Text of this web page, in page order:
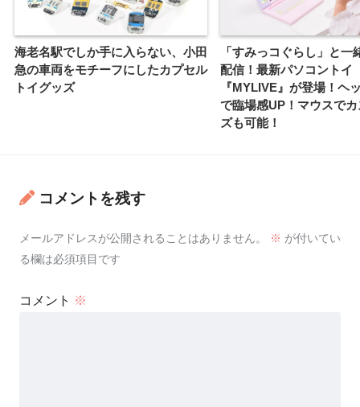
海老名駅でしか手に入らない、小田
急の車両をモチーフにしたカプセル
トイグッズ
「すみっコぐらし」と一
配信！最新パソコントイ
『MYLIVE』が登場！ヘ
で臨場感UP！マウスで
ズも可能！
コメントを残す
メールアドレスが公開されることはありません。 ※ が付いてい
る欄は必須項目です
コメント ※